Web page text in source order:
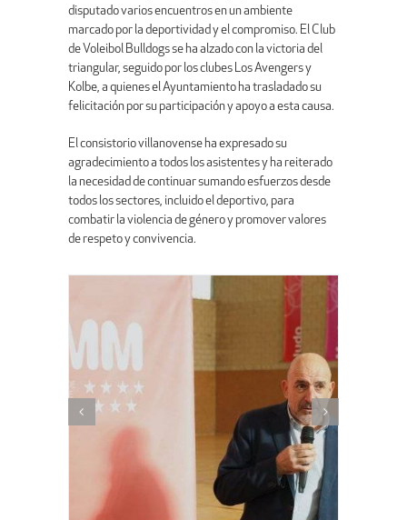
disputado varios encuentros en un ambiente
marcado por la deportividad y el compromiso. El Club
de Voleibol Bulldogs se ha alzado con la victoria del
triangular, seguido por los clubes Los Avengers y
Kolbe, a quienes el Ayuntamiento ha trasladado su
felicitación por su participación y apoyo a esta causa.
El consistorio villanovense ha expresado su
agradecimiento a todos los asistentes y ha reiterado
la necesidad de continuar sumando esfuerzos desde
todos los sectores, incluido el deportivo, para
combatir la violencia de género y promover valores
de respeto y convivencia.